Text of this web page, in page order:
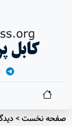
کابل
صفحه نخست>